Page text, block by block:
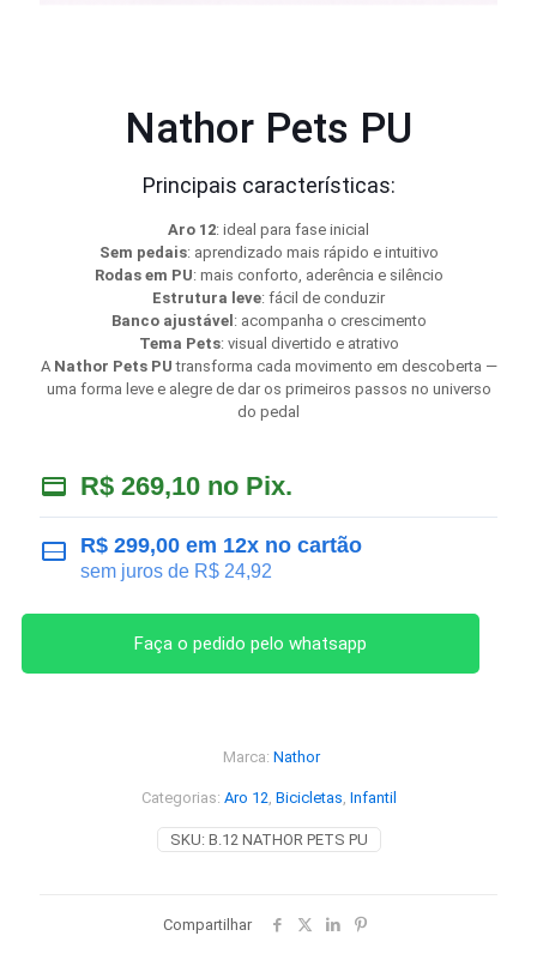
Nathor Pets PU
Principais características:
Aro 12: ideal para fase inicial
Sem pedais: aprendizado mais rápido e intuitivo
Rodas em PU: mais conforto, aderência e silêncio
Estrutura leve: fácil de conduzir
Banco ajustável : acompanha o crescimento
Tema Pets: visual divertido e atrativo
A Nathor Pets PU transforma cada movimento em descoberta —
uma forma leve e alegre de dar os primeiros passos no universo
do pedal
R$ 269,10 no Pix.
R$ 299,00 em 12x no cartão
sem juros de R$ 24,92
Faça o pedido pelo whatsapp
SKU: B.12 NATHOR PETS PU
Categorias: Aro 12, Bicicletas, Infantil
Marca: Nathor
Compartilhar